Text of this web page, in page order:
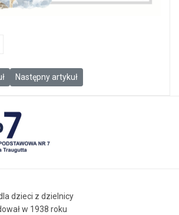
Warsztaty papiernicze
Następny artykuł: Życzenia świąteczne od
Następny artykuł
dzieci z dzielnicy
w 1938 roku